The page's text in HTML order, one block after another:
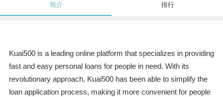
简介 排行
Kuai500 is a leading online platform that specializes in providing
fast and easy personal loans for people in need. With its
revolutionary approach, Kuai500 has been able to simplify the
loan application process, making it more convenient for people